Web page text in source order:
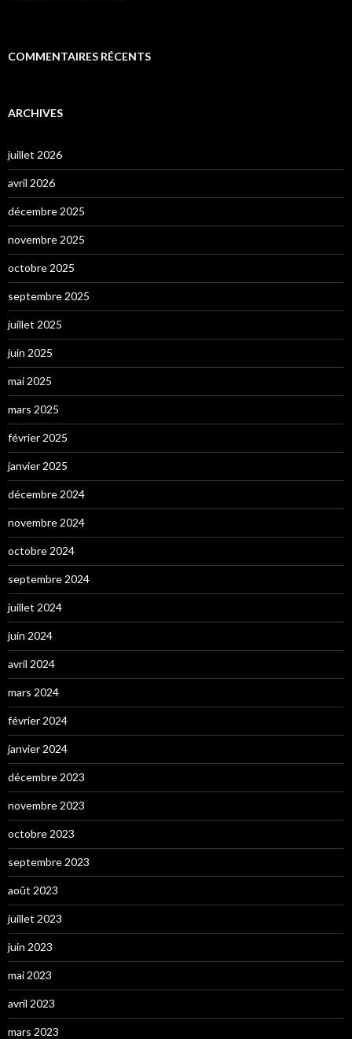
COMMENTAIRES RÉCENTS
ARCHIVES
juillet 2026
avril 2026
décembre 2025
novembre 2025
octobre 2025
septembre 2025
juillet 2025
juin 2025
mai 2025
mars 2025
février 2025
janvier 2025
décembre 2024
novembre 2024
octobre 2024
septembre 2024
juillet 2024
juin 2024
avril 2024
mars 2024
février 2024
janvier 2024
décembre 2023
novembre 2023
octobre 2023
septembre 2023
août 2023
juillet 2023
juin 2023
mai 2023
avril 2023
mars 2023